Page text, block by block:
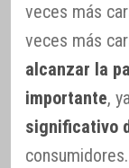
veces más
veces más
alcanzar la
importante,
significativo
consumidores.